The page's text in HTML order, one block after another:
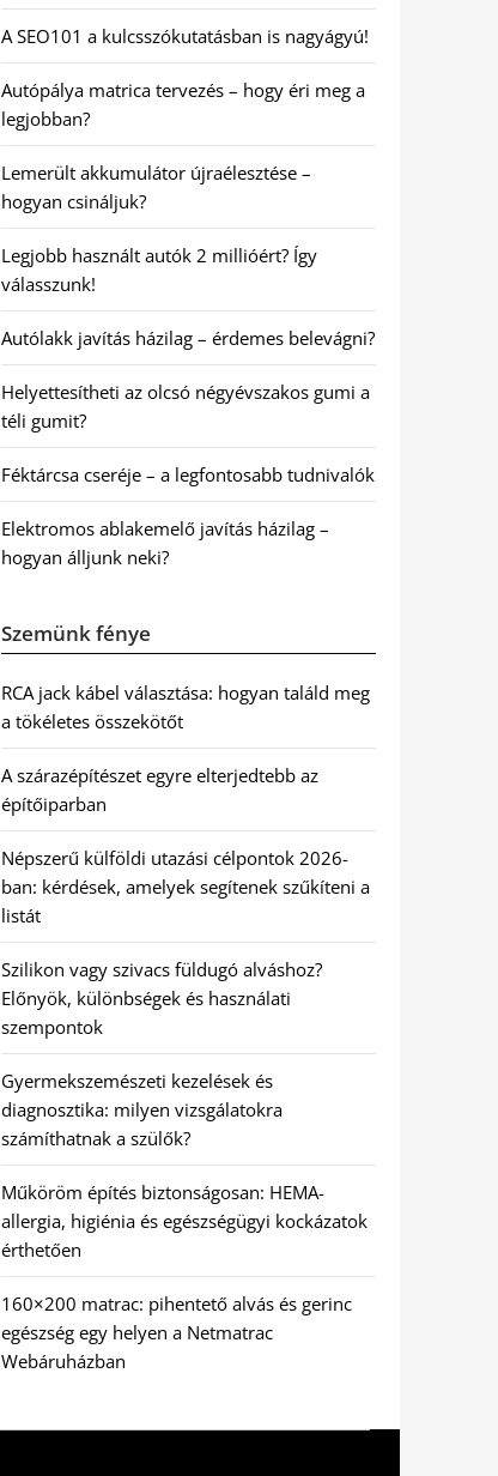
A SEO101 a kulcsszókutatásban is nagyágyú!
Autópálya matrica tervezés – hogy éri meg a
legjobban?
Lemerült akkumulátor újraélesztése –
hogyan csináljuk?
Legjobb használt autók 2 millióért? Így
válasszunk!
Autólakk javítás házilag – érdemes belevágni?
Helyettesítheti az olcsó négyévszakos gumi a
téli gumit?
Féktárcsa cseréje – a legfontosabb tudnivalók
Elektromos ablakemelő javítás házilag –
hogyan álljunk neki?
Szemünk fénye
RCA jack kábel választása: hogyan találd meg
a tökéletes összekötőt
A szárazépítészet egyre elterjedtebb az
építőiparban
Népszerű külföldi utazási célpontok 2026-
ban: kérdések, amelyek segítenek szűkíteni a
listát
Szilikon vagy szivacs füldugó alváshoz?
Előnyök, különbségek és használati
szempontok
Gyermekszemészeti kezelések és
diagnosztika: milyen vizsgálatokra
számíthatnak a szülők?
Műköröm építés biztonságosan: HEMA-
allergia, higiénia és egészségügyi kockázatok
érthetően
160×200 matrac: pihentető alvás és gerinc
egészség egy helyen a Netmatrac
Webáruházban